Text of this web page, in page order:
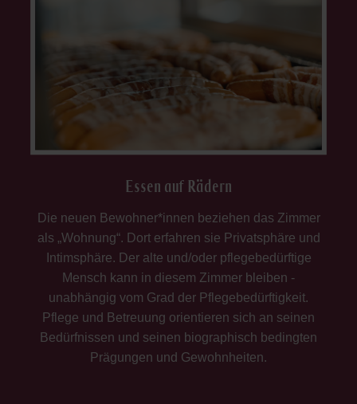
Essen auf Rädern
Die neuen Bewohner*innen beziehen das Zimmer
als „Wohnung“. Dort erfahren sie Privatsphäre und
Intimsphäre. Der alte und/oder pflegebedürftige
Mensch kann in diesem Zimmer bleiben -
unabhängig vom Grad der Pflegebedürftigkeit.
Pflege und Betreuung orientieren sich an seinen
Bedürfnissen und seinen biographisch bedingten
Prägungen und Gewohnheiten.